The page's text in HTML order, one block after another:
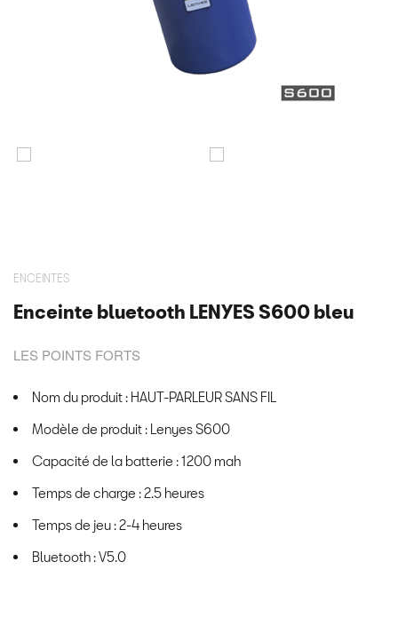
ENCEINTES
Enceinte bluetooth LENYES S600 bleu
LES POINTS FORTS
Nom du produit : HAUT-PARLEUR SANS FIL
Modèle de produit : Lenyes S600
Capacité de la batterie : 1200 mah
Temps de charge : 2.5 heures
Temps de jeu : 2-4 heures
Bluetooth : V5.0